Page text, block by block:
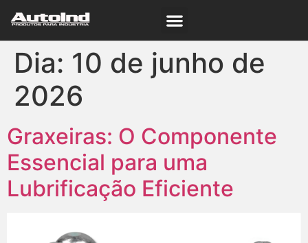
Dia: 10 de junho de
2026
Graxeiras: O Componente
Essencial para uma
Lubrificação Eficiente